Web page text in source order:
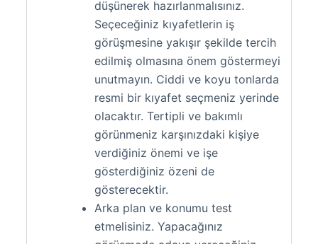
düşünerek hazırlanmalısınız.
Seçeceğiniz kıyafetlerin iş
görüşmesine yakışır şekilde tercih
edilmiş olmasına önem göstermeyi
unutmayın. Ciddi ve koyu tonlarda
resmi bir kıyafet seçmeniz yerinde
olacaktır. Tertipli ve bakımlı
görünmeniz karşınızdaki kişiye
verdiğiniz önemi ve işe
gösterdiğiniz özeni de
gösterecektir.
Arka plan ve konumu test
etmelisiniz. Yapacağınız